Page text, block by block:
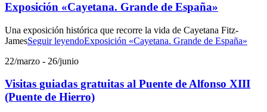
Exposición «Cayetana. Grande de España»
Una exposición histórica que recorre la vida de Cayetana Fitz-
JamesSeguir leyendoExposición «Cayetana. Grande de España»
22/marzo - 26/junio
Visitas guiadas gratuitas al Puente de Alfonso XIII
(Puente de Hierro)